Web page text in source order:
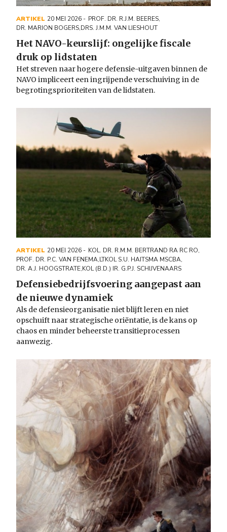
ARTIKEL 20 MEI 2026 PROF. DR. R.J.M. BEERES,
DR. MARION BOGERS,DRS. J.M.M. VAN LIESHOUT
Het NAVO-keurslijf: ongelijke fiscale
druk op lidstaten
Het streven naar hogere defensie-uitgaven binnen de
NAVO impliceert een ingrijpende verschuiving in de
begrotingsprioriteiten van de lidstaten.
ARTIKEL 20 MEI 2026 KOL. DR. R.M.M. BERTRAND RA RC RO,
PROF. DR. P.C. VAN FENEMA,LTKOL S.U. HAITSMA MSCBA,
DR. A.J. HOOGSTRATE,KOL (B.D.) IR. G.P.J. SCHIJVENAARS
Defensiebedrijfsvoering aangepast aan
de nieuwe dynamiek
Als de defensieorganisatie niet blijft leren en niet
opschuift naar strategische oriëntatie, is de kans op
chaos en minder beheerste transitieprocessen
aanwezig.